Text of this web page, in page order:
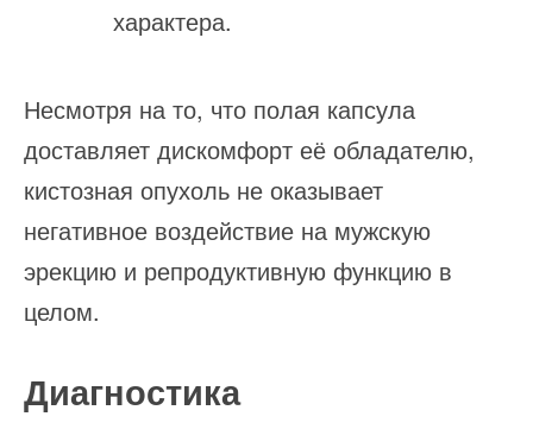
характера.
Несмотря на то, что полая капсула
доставляет дискомфорт её обладателю,
кистозная опухоль не оказывает
негативное воздействие на мужскую
эрекцию и репродуктивную функцию в
целом.
Диагностика